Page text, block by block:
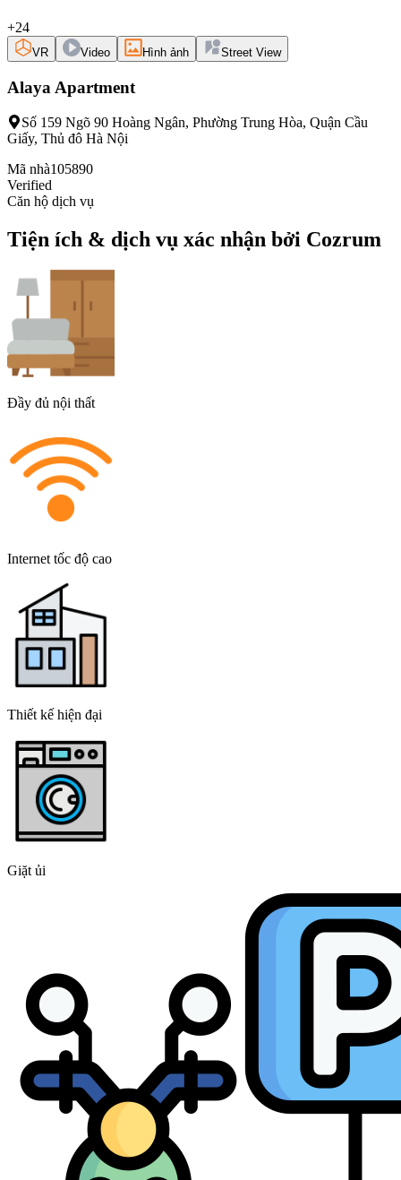
+24
VR Video Hình ảnh Street View
Alaya Apartment
Số 159 Ngõ 90 Hoàng Ngân, Phường Trung Hòa, Quận Cầu
Giấy, Thủ đô Hà Nội
Mã nhà105890
Verified
Căn hộ dịch vụ
Tiện ích & dịch vụ xác nhận bởi Cozrum
Đầy đủ nội thất
Internet tốc độ cao
Thiết kế hiện đại
Giặt ủi